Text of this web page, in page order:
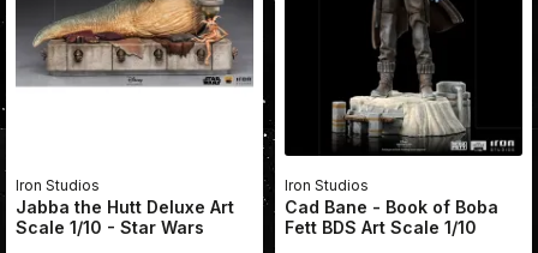
Iron Studios
Jabba the Hutt Deluxe Art
Scale 1/10 - Star Wars
Iron Studios
Cad Bane - Book of Boba
Fett BDS Art Scale 1/10